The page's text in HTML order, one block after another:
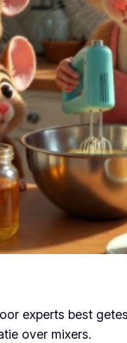
experts best
over mixers.